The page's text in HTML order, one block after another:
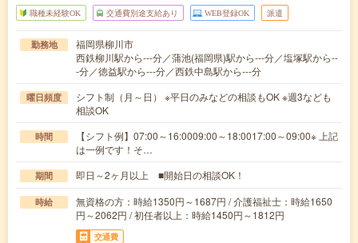
職種未経験OK 交通費別途支給あり WEB登録OK 派遣
勤務地
福岡県柳川市
西鉄柳川駅から---分／蒲池(福岡県)駅から---分／塩塚駅から--
-分／徳益駅から---分／西鉄中島駅から---分
曜日頻度
シフト制（月～日） ※平日のみなどの相談もOK ※週3なども
相談OK
時間
【シフト例】07:00～16:0009:00～18:0017:00～09:00※ 上記
は一例です！そ…
期間 即日～2ヶ月以上 ■開始日の相談OK！
時給
無資格の方：時給1350円～1687円 / 介護福祉士：時給1650
円～2062円 / 初任者以上：時給1450円～1812円
交通費